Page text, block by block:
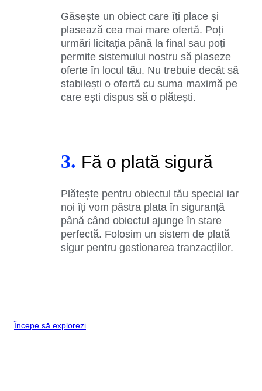
Găsește un obiect care îți place și
plasează cea mai mare ofertă. Poți
urmări licitația până la final sau poți
permite sistemului nostru să plaseze
oferte în locul tău. Nu trebuie decât să
stabilești o ofertă cu suma maximă pe
care ești dispus să o plătești.
3. Fă o plată sigură
Plătește pentru obiectul tău special iar
noi îți vom păstra plata în siguranță
până când obiectul ajunge în stare
perfectă. Folosim un sistem de plată
sigur pentru gestionarea tranzacțiilor.
Începe să explorezi